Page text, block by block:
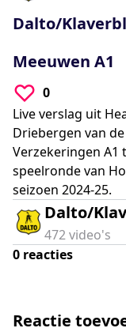
seconds
Dalto/
Meeuwen A1
0
Live verslag uit
Driebergen van
Verzekeringen A1
speelronde van
seizoen 2024-25.
Dalto/
472video's
0 reacties
Reactie